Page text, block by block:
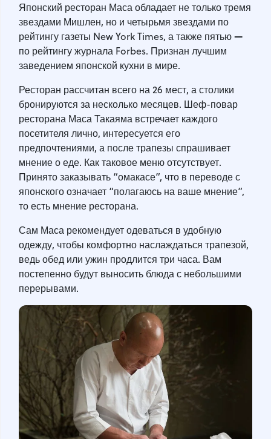
Японский ресторан Маса обладает не только тремя
звездами Мишлен, но и четырьмя звездами по
рейтингу газеты New York Times, а также пятью—
по рейтингу журнала Forbes. Признан лучшим
заведением японской кухни в мире.
Ресторан рассчитан всего на 26 мест, а столики
бронируются за несколько месяцев. Шеф-повар
ресторана Маса Такаяма встречает каждого
посетителя лично, интересуется его
предпочтениями, а после трапезы спрашивает
мнение о еде. Как таковое меню отсутствует.
Принято заказывать “омакасе”, что в переводе с
японского означает “полагаюсь на ваше мнение”,
то есть мнение ресторана.
Сам Маса рекомендует одеваться в удобную
одежду, чтобы комфортно наслаждаться трапезой,
ведь обед или ужин продлится три часа. Вам
постепенно будут выносить блюда с небольшими
перерывами.